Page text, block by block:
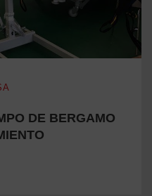
DE BERGAMO